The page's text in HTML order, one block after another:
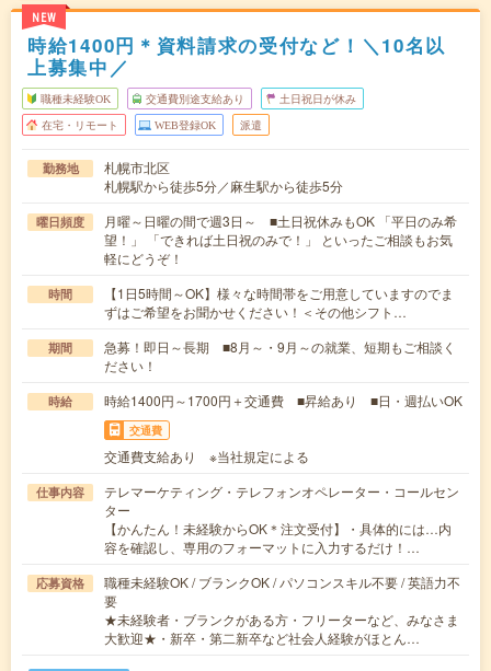
NEW
時給1400円＊資料請求の受付など！＼10名以
上募集中／
職種未経験OK 交通費別途支給あり 土日祝日が休み
在宅・リモート WEB登録OK 派遣
勤務地
札幌市北区
札幌駅から徒歩5分／麻生駅から徒歩5分
曜日頻度
月曜～日曜の間で週3日～ ■土日祝休みもOK 「平日のみ希
望！」 「できれば土日祝のみで！」 といったご相談もお気
軽にどうぞ！
時間
【1日5時間～OK】様々な時間帯をご用意していますのでま
ずはご希望をお聞かせください！＜その他シフト…
期間
急募！即日～長期 ■8月～・9月～の就業、短期もご相談く
ださい！
時給 時給1400円～1700円＋交通費 ■昇給あり ■日・週払いOK
交通費
交通費支給あり ※当社規定による
仕事内容
テレマーケティング・テレフォンオペレーター・コールセン
ター
【かんたん！未経験からOK＊注文受付】・具体的には…内
容を確認し、専用のフォーマットに入力するだけ！…
応募資格
職種未経験OK / ブランクOK / パソコンスキル不要 / 英語力不
要
★未経験者・ブランクがある方・フリーターなど、みなさま
大歓迎★・新卒・第二新卒など社会人経験がほとん…